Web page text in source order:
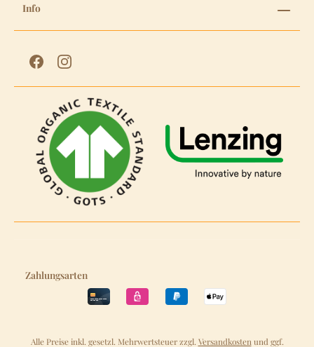
Info
Zahlungsarten
Alle Preise inkl. gesetzl. Mehrwertsteuer zzgl. Versandkosten und ggf.